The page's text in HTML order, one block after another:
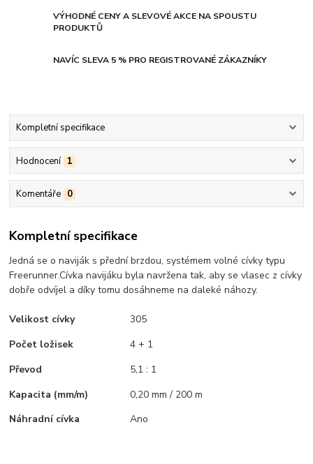
VÝHODNÉ CENY A SLEVOVÉ AKCE NA SPOUSTU
PRODUKTŮ
NAVÍC SLEVA 5 % PRO REGISTROVANÉ ZÁKAZNÍKY
Kompletní specifikace
Hodnocení 1
Komentáře 0
Kompletní specifikace
Jedná se o naviják s přední brzdou, systémem volné cívky typu
Freerunner.Cívka navijáku byla navržena tak, aby se vlasec z cívky
dobře odvíjel a díky tomu dosáhneme na daleké náhozy.
Velikost cívky
305
Počet ložisek
4 + 1
Převod
5,1 : 1
Kapacita (mm/m)
0,20 mm / 200 m
Náhradní cívka
Ano